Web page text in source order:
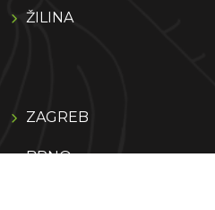
ŽILINA
ZAGREB
BRNO